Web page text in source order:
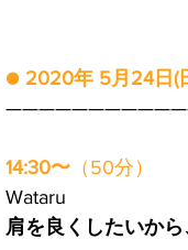
● 2020年 5月24日(
14:30〜 （50分）
Wataru
肩を良くしたいか